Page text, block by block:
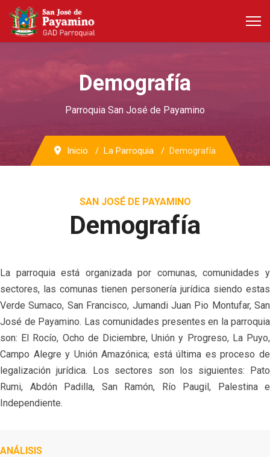
Demografía
Parroquia San José de Payamino
Inicio La Parroquia Demografía
SAN JOSÉ DE PAYAMINO
Demografía
La parroquia está organizada por comunas, comunidades y
sectores, las comunas tienen personería jurídica siendo estas
Verde Sumaco, San Francisco, Jumandi Juan Pio Montufar, San
José de Payamino. Las comunidades presentes en la parroquia
son: El Rocío, Ocho de Diciembre, Unión y Progreso, La Puyo,
Campo Alegre y Unión Amazónica; está última es proceso de
legalización jurídica. Los sectores son los siguientes: Pato
Rumi, Abdón Padilla, San Ramón, Río Paugil, Palestina e
Independiente.
ANÁLISIS